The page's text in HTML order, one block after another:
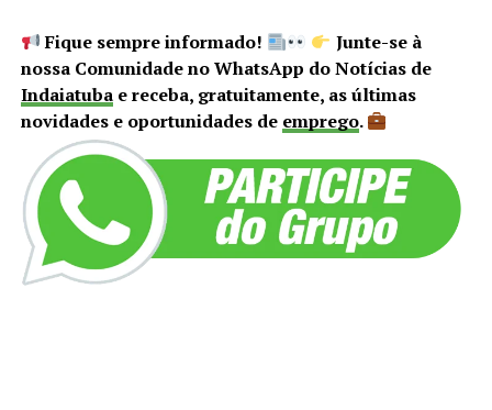
Fique sempre informado!
Junte-se à
nossa Comunidade no WhatsApp do Notícias de
Indaiatubae receba, gratuitamente, as últimas
novidades e oportunidades de emprego.